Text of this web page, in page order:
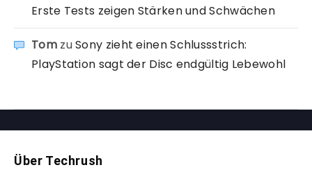
Erste Tests zeigen Stärken und Schwächen
TomzuSony zieht einen Schlussstrich:
PlayStation sagt der Disc endgültig Lebewohl
Über Techrush